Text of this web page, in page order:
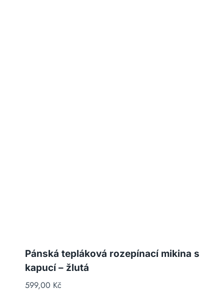
Pánská tepláková rozepínací mikina s
kapucí – žlutá
599,00 Kč